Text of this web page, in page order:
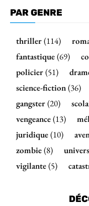
PAR GENRE
thriller(114)
fantastique(69)
policier(51)
science-fiction(36)
gangster(20)
vengeance(13)
juridique(10)
zombie(8)
vigilante(5)